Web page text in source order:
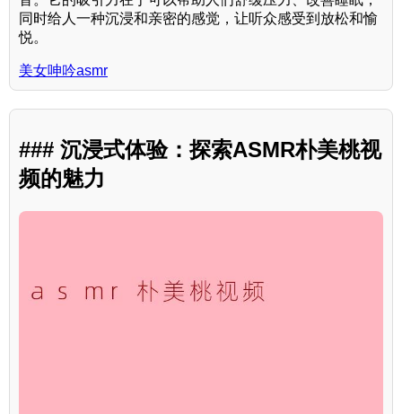
同时给人一种沉浸和亲密的感觉，让听众感受到放松和愉
悦。
美女呻吟asmr
### 沉浸式体验：探索ASMR朴美桃视
频的魅力